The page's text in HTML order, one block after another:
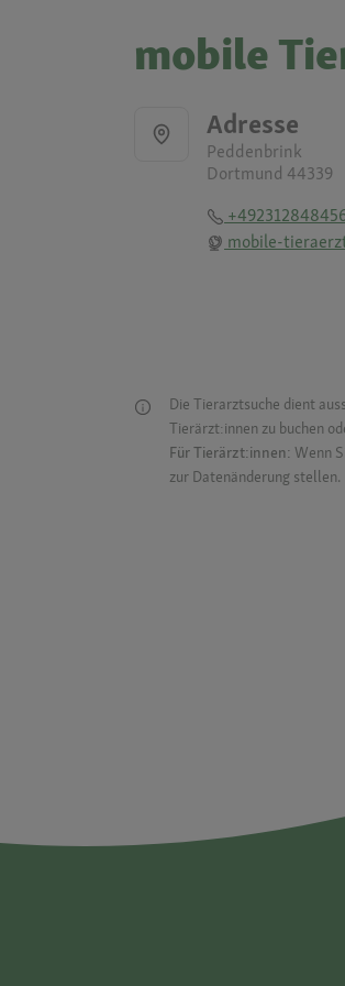
mobile
Adresse
Peddenbrink
Dortmund 44339
mobile-
Die Tierarztsuche dient
Tierärzt:innen zu buchen
Für Tierärzt:innen: Wenn
zur Datenänderung stellen.